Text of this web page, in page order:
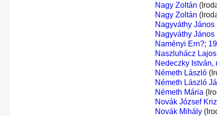
Nagy Zoltán
Nagy Zoltán
Nagyváthy János
Nagyváthy János
Naményi Ern?;
Naszluhácz Lajos
Nedeczky István,
Németh László
Németh László
Németh Mária
Novák József
Novák Mihály